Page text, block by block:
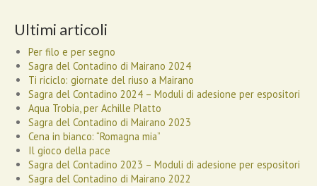
Ultimi articoli
Per filo e per segno
Sagra del Contadino di Mairano 2024
Ti riciclo: giornate del riuso a Mairano
Sagra del Contadino 2024 – Moduli di adesione per espositori
Aqua Trobia, per Achille Platto
Sagra del Contadino di Mairano 2023
Cena in bianco: “Romagna mia”
Il gioco della pace
Sagra del Contadino 2023 – Moduli di adesione per espositori
Sagra del Contadino di Mairano 2022